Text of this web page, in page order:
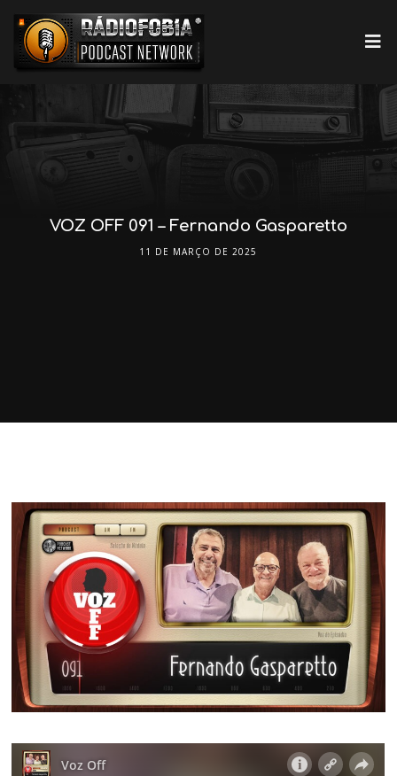
VOZ OFF 091 – Fernando Gasparetto
11 DE MARÇO DE 2025